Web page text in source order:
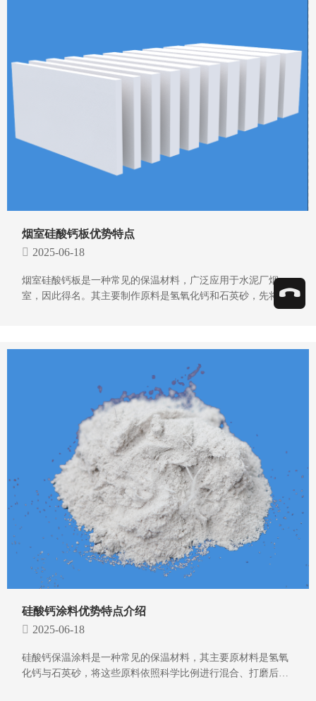
烟室硅酸钙板优势特点
2025-06-18
烟室硅酸钙板是一种常见的保温材料，广泛应用于水泥厂烟
室，因此得名。其主要制作原料是氢氧化钙和石英砂，先将原
料打磨提纯后加入增强纤维，再通过反应后在压力机加压成
硅酸钙涂料优势特点介绍
2025-06-18
硅酸钙保温涂料是一种常见的保温材料，其主要原材料是氢氧
化钙与石英砂，将这些原料依照科学比例进行混合、打磨后，